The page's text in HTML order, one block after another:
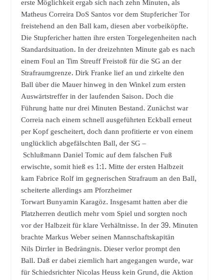
Matheus Correira DoS Santos vor dem Stupfericher Tor
freistehend an den Ball kam, diesen aber vorbeiköpfte.
Die Stupfericher hatten ihre ersten Torgelegenheiten nach
Standardsituation. In der dreizehnten Minute gab es nach
einem Foul an Tim Streuff Freistoß für die SG an der
Strafraumgrenze. Dirk Franke lief an und zirkelte den
Ball über die Mauer hinweg in den Winkel zum ersten
Auswärtstreffer in der laufenden Saison. Doch die
Führung hatte nur drei Minuten Bestand. Zunächst war
Correia nach einem schnell ausgeführten Eckball erneut
per Kopf gescheitert, doch dann profitierte er von einem
unglücklich abgefälschten Ball, der SG –
Schlußmann Daniel Tomic auf dem falschen Fuß
erwischte, somit hieß es 1:1. Mitte der ersten Halbzeit
kam Fabrice Rolf im gegnerischen Strafraum an den Ball,
scheiterte allerdings am Pforzheimer
Torwart Bunyamin Karagöz. Insgesamt hatten aber die
Platzherren deutlich mehr vom Spiel und sorgten noch
vor der Halbzeit für klare Verhältnisse. In der 39. Minuten
brachte Markus Weber seinen Mannschaftskapitän
Nils Dirrler in Bedrängnis. Dieser verlor prompt den
Ball. Daß er dabei ziemlich hart angegangen wurde, war
für Schiedsrichter Nicolas Heuss kein Grund, die Aktion